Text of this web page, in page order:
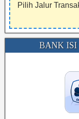
Pilih Jalur
BANK ISI